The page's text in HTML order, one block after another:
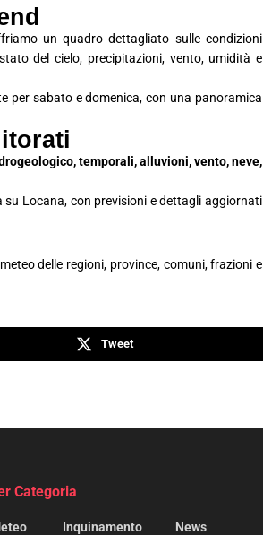
un quadro dettagliato sulle condizioni
del cielo, precipitazioni, vento, umidità e
per sabato e domenica, con una panoramica
temporali, alluvioni, vento, neve,
Locana, con previsioni e dettagli aggiornati
delle regioni, province, comuni, frazioni e
Tweet
Categoria
Inquinamento
News